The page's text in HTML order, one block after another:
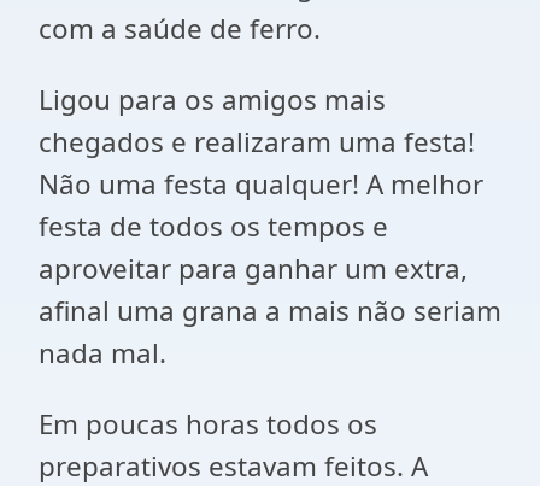
com a saúde de ferro.
Ligou para os amigos mais
chegados e realizaram uma festa!
Não uma festa qualquer! A melhor
festa de todos os tempos e
aproveitar para ganhar um extra,
afinal uma grana a mais não seriam
nada mal.
Em poucas horas todos os
preparativos estavam feitos. A